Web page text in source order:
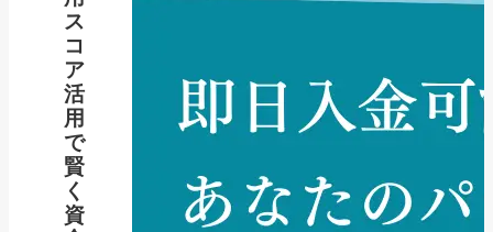
ス
コ
ア
活
用
で
賢
く
資